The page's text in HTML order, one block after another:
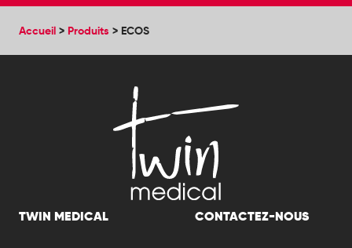
Accueil > Produits > ECOS
TWIN MEDICAL CONTACTEZ-NOUS